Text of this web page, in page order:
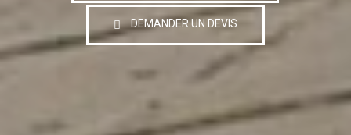
DEMANDER UN DEVIS